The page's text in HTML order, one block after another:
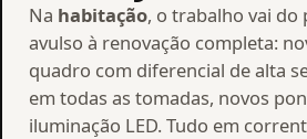
Na habitação, o trabalho vai
avulso à renovação completa:
quadro com diferencial de alta
em todas as tomadas, novos
iluminação LED. Tudo em